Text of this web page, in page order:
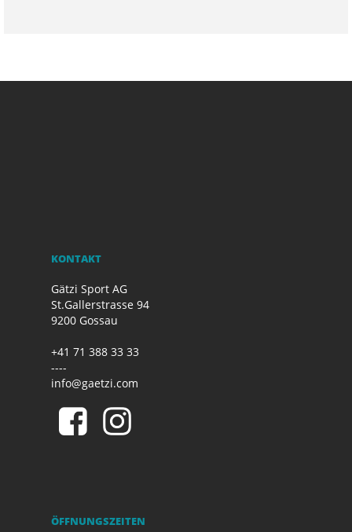
KONTAKT
Gätzi Sport AG
St.Gallerstrasse 94
9200 Gossau
+41 71 388 33 33
----
info@gaetzi.com
ÖFFNUNGSZEITEN